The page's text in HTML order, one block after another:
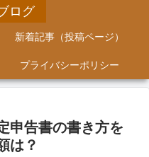
ログ
新着記事（投稿ページ）
プライバシーポリシー
申告書の書き方を
は？